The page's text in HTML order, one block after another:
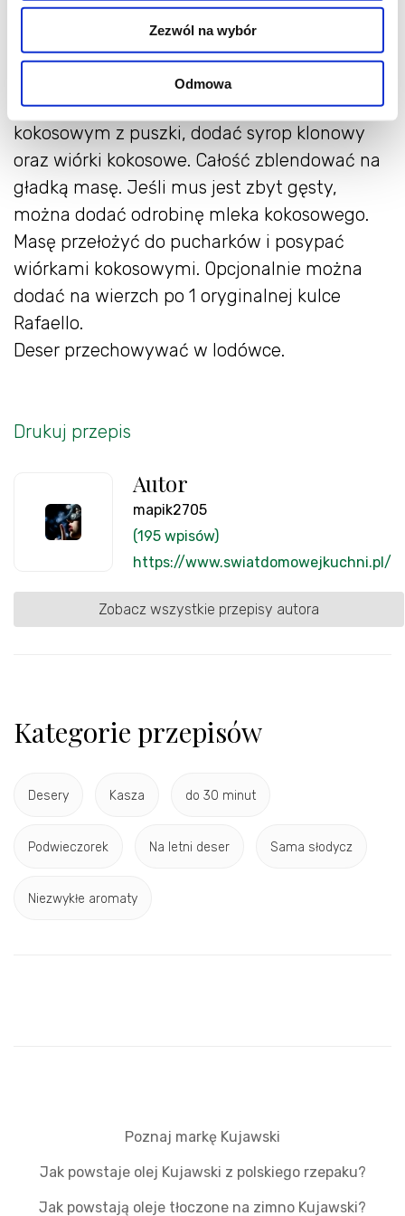
Zezwól na wybór
Odmowa
minut (od czasu do czasu mieszając). Gdy
kasza wchłonie całe mleko, zdjąć z palnika i
Przestudzoną kaszę zalać mlekiem
kokosowym z puszki, dodać syrop klonowy
oraz wiórki kokosowe. Całość zblendować na
gładką masę. Jeśli mus jest zbyt gęsty,
można dodać odrobinę mleka kokosowego.
Masę przełożyć do pucharków i posypać
wiórkami kokosowymi. Opcjonalnie można
dodać na wierzch po 1 oryginalnej kulce
Rafaello.
Deser przechowywać w lodówce.
Drukuj przepis
Autor
mapik2705
(195 wpisów)
https://www.swiatdomowejkuchni.pl/
Zobacz wszystkie przepisy autora
Kategorie przepisów
Desery Kasza do 30 minut
Podwieczorek Na letni deser Sama słodycz
Niezwykłe aromaty
Poznaj markę Kujawski
Jak powstaje olej Kujawski z polskiego rzepaku?
Jak powstają oleje tłoczone na zimno Kujawski?